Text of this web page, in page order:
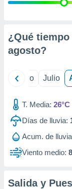
e
mediante
de
1199
¿Qué tiempo
agosto?
Junio Julio
T. Media: 26°C
Días de lluvia:
Acum. de
Viento medio:
Salida y